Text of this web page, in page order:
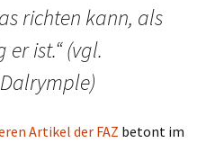
richten kann, als
ist.“ (vgl.
Artikel der FAZ betont im